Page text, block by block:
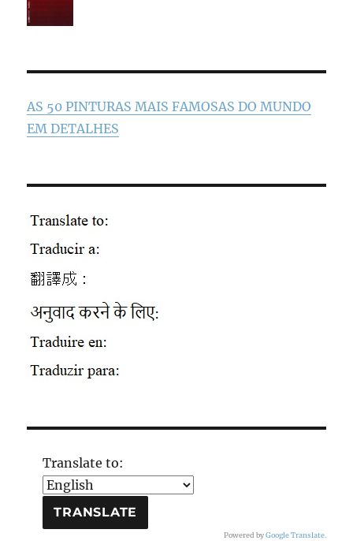
AS 50 PINTURAS MAIS FAMOSAS DO MUNDO
EM DETALHES
Translate to:
Powered byGoogle Translate.